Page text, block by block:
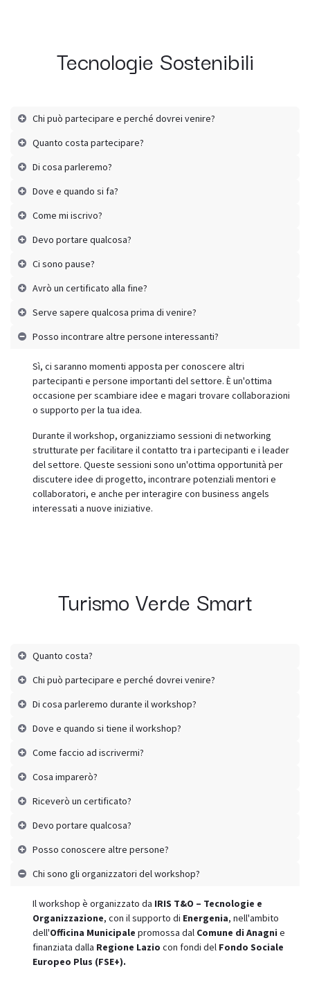
Tecnologie Sostenibili
Chi può partecipare e perché dovrei venire?
Quanto costa partecipare?
Di cosa parleremo?
Dove e quando si fa?
Come mi iscrivo?
Devo portare qualcosa?
Ci sono pause?
Avrò un certificato alla fine?
Serve sapere qualcosa prima di venire?
Posso incontrare altre persone interessanti?
Sì, ci saranno momenti apposta per conoscere altri
partecipanti e persone importanti del settore. È un'ottima
occasione per scambiare idee e magari trovare collaborazioni
o supporto per la tua idea.
Durante il workshop, organizziamo sessioni di networking
strutturate per facilitare il contatto tra i partecipanti e i leader
del settore. Queste sessioni sono un'ottima opportunità per
discutere idee di progetto, incontrare potenziali mentori e
collaboratori, e anche per interagire con business angels
interessati a nuove iniziative.
Turismo Verde Smart
Quanto costa?
Chi può partecipare e perché dovrei venire?
Di cosa parleremo durante il workshop?
Dove e quando si tiene il workshop?
Come faccio ad iscrivermi?
Cosa imparerò?
Riceverò un certificato?
Devo portare qualcosa?
Posso conoscere altre persone?
Chi sono gli organizzatori del workshop?
Il workshop è organizzato da IRIS T&O – Tecnologie e
Organizzazione, con il supporto di Energenia, nell'ambito
dell'Officina Municipale promossa dal Comune di Anagni e
finanziata dalla Regione Lazio con fondi del Fondo Sociale
Europeo Plus (FSE+).